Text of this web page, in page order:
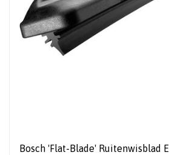
Bosch 'Flat-Blade' Ruitenwisblad